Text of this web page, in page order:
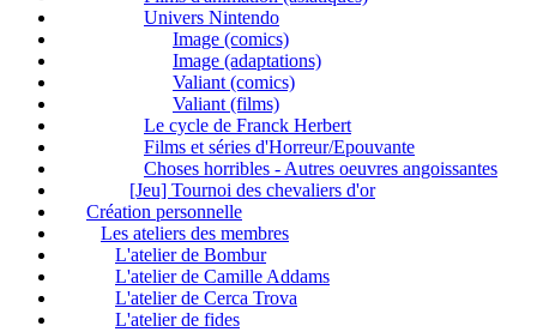
Univers Nintendo
Image (comics)
Image (adaptations)
Valiant (comics)
Valiant (films)
Le cycle de Franck Herbert
Films et séries d'Horreur/Epouvante
Choses horribles - Autres oeuvres angoissantes
[Jeu] Tournoi des chevaliers d'or
Création personnelle
Les ateliers des membres
L'atelier de Bombur
L'atelier de Camille Addams
L'atelier de Cerca Trova
L'atelier de fides